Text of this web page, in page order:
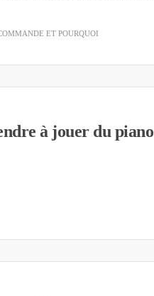
ET POURQUOI
à jouer du piano